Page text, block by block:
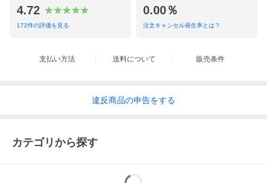
4.72
172件の評価を見る
0.00％
注文キャンセル発生率とは？
支払い方法 送料について 販売条件
違反商品の申告をする
カテゴリから探す